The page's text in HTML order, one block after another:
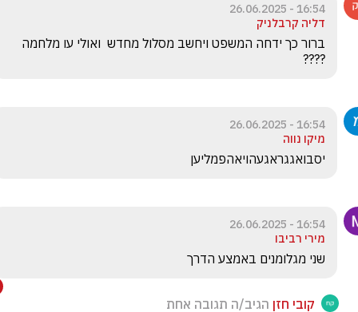
16:54 - 26.06.2025
דליה קרבלניק
????
16:54 - 26.06.2025
מיקו נווה
יסבואגגראגעהויאהפמליען
16:54 - 26.06.2025
מירי רביבו
שני מגלומנים באמצע הדרך
קובי חזן הגיב/ה תגובה אחת